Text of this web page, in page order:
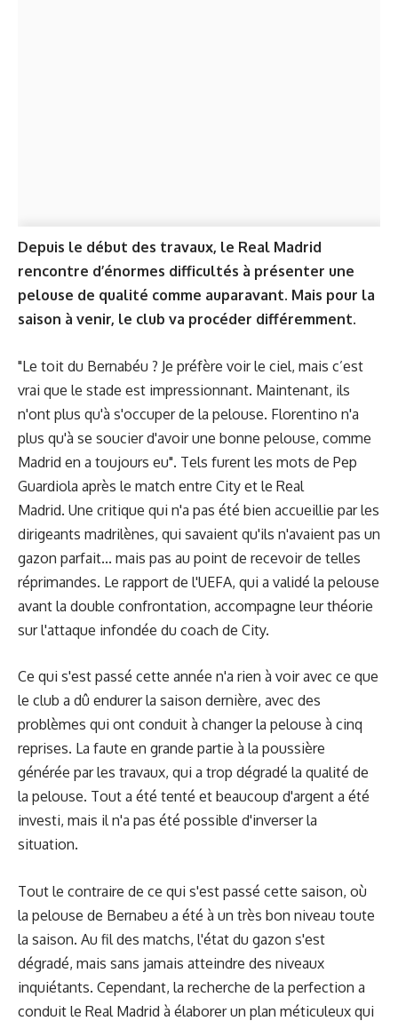
Depuis le début des travaux, le Real Madrid
rencontre d’énormes difficultés à présenter une
pelouse de qualité comme auparavant. Mais pour la
saison à venir, le club va procéder différemment.
"Le toit du Bernabéu ? Je préfère voir le ciel, mais c’est
vrai que le stade est impressionnant. Maintenant, ils
n'ont plus qu'à s'occuper de la pelouse. Florentino n'a
plus qu'à se soucier d'avoir une bonne pelouse, comme
Madrid en a toujours eu". Tels furent les mots de Pep
Guardiola après le match entre City et le Real
Madrid. Une critique qui n'a pas été bien accueillie par les
dirigeants madrilènes, qui savaient qu'ils n'avaient pas un
gazon parfait... mais pas au point de recevoir de telles
réprimandes. Le rapport de l'UEFA, qui a validé la pelouse
avant la double confrontation, accompagne leur théorie
sur l'attaque infondée du coach de City.
Ce qui s'est passé cette année n'a rien à voir avec ce que
le club a dû endurer la saison dernière, avec des
problèmes qui ont conduit à changer la pelouse à cinq
reprises. La faute en grande partie à la poussière
générée par les travaux, qui a trop dégradé la qualité de
la pelouse. Tout a été tenté et beaucoup d'argent a été
investi, mais il n'a pas été possible d'inverser la
situation.
Tout le contraire de ce qui s'est passé cette saison, où
la pelouse de Bernabeu a été à un très bon niveau toute
la saison. Au fil des matchs, l'état du gazon s'est
dégradé, mais sans jamais atteindre des niveaux
inquiétants. Cependant, la recherche de la perfection a
conduit le Real Madrid à élaborer un plan méticuleux qui